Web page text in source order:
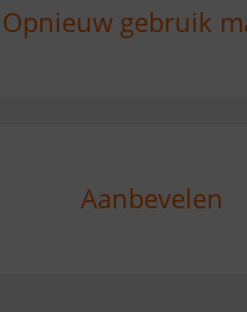
Opnieuw gebruik
Aanbevelen